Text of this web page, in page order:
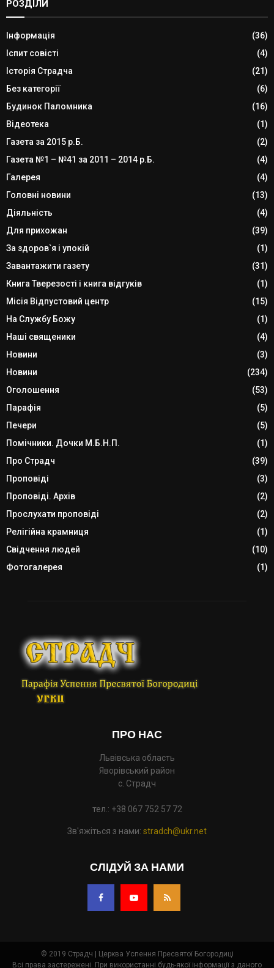
РОЗДІЛИ
Інформація
(36)
Іспит совісті
(4)
Історія Страдча
(21)
Без категорії
(6)
Будинок Паломника
(16)
Відеотека
(1)
Газета за 2015 р.Б.
(2)
Газета №1 – №41 за 2011 – 2014 р.Б.
(4)
Галерея
(4)
Головні новини
(13)
Діяльність
(4)
Для прихожан
(39)
За здоров`я і упокій
(1)
Завантажити газету
(31)
Книга Тверезості і книга відгуків
(1)
Місія Відпустовий центр
(15)
На Службу Божу
(1)
Наші священики
(4)
Новини
(3)
Новини
(234)
Оголошення
(53)
Парафія
(5)
Печери
(5)
Помічники. Дочки М.Б.Н.П.
(1)
Про Страдч
(39)
Проповіді
(3)
Проповіді. Архів
(2)
Прослухати проповіді
(2)
Релігійна крамниця
(1)
Свідчення людей
(10)
Фотогалерея
(1)
ПРО НАС
Львівська область
Яворівський район
с. Страдч
тел.: +38 067 752 57 72
Зв'яжіться з нами: stradch@ukr.net
СЛІДУЙ ЗА НАМИ
© 2019 Страдч | Церква Успення Пресвятої Богородиці
Всі права застережені. При використанні будь-якої інформації з даного